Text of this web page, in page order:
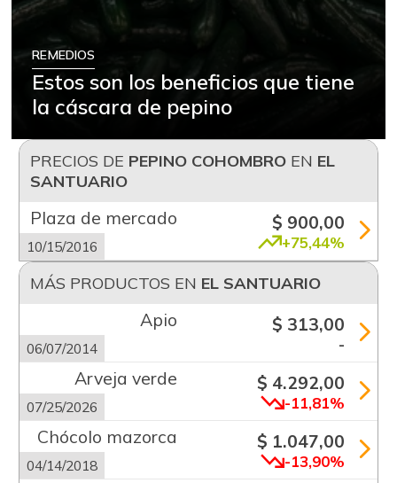
REMEDIOS
Estos son los beneficios que tiene
la cáscara de pepino
PRECIOS DE PEPINO COHOMBROEN EL
SANTUARIO
Plaza de mercado
10/15/2016
$ 900,00
+75,44%
MÁS PRODUCTOS EN EL SANTUARIO
Apio
06/07/2014
$ 313,00
-
Arveja verde
07/25/2026
$ 4.292,00
-11,81%
Chócolo mazorca
04/14/2018
$ 1.047,00
-13,90%